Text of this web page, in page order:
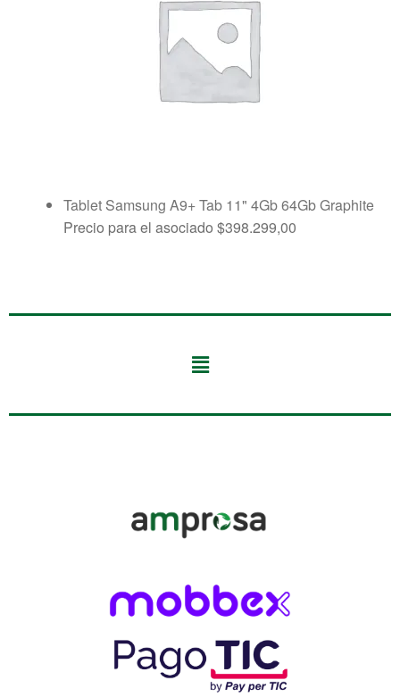
Tablet Samsung A9+ Tab 11" 4Gb 64Gb Graphite
Precio para el asociado $398.299,00